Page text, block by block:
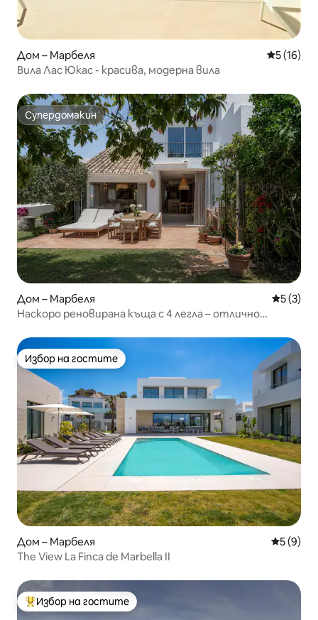
Дом – Марбеля Средна
5 (16)
Вила Лас Юкас - красива, модерна вила
Супердомакин
Супердомакин
Дом – Марбеля Средна
5 (3)
Наскоро реновирана къща с 4 легла – отлично
Избор на гостите
Избор на гостите
Дом – Марбеля Средна
5 (9)
The View La Finca de Marbella II
Най-популярен избор на гостите
Избор на гостите